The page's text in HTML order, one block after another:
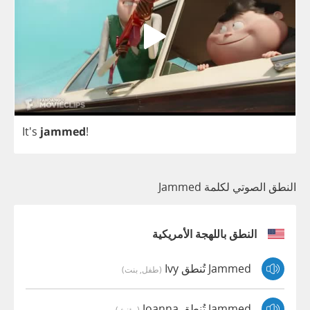
It's jammed!
النطق الصوتي لكلمة Jammed
النطق باللهجة الأمريكية
Jammed تُنطق Ivy (طفل, بنت)